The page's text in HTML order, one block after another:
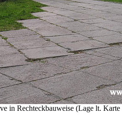
in Rechteckbauweise (Lage lt.